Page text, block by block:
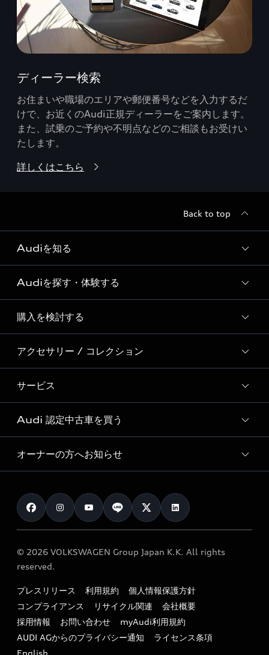
ディーラー検索
お住まいや職場のエリアや郵便番号などを入力するだ
けで、お近くのAudi正規ディーラーをご案内します。
また、試乗のご予約や不明点などのご相談もお受けい
たします。
詳しくはこちら
Back to top
Audiを知る
Audi ブランド
Story of Progress
Audi Sport
Formula 1®
デジタルサービス
Audiを探す・体験する
ディーラー検索
新車在庫検索
試乗車・展示車検索
見積り依頼
試乗予約
購入を検討する
モデル一覧
特別仕様モデル / 限定モデル
e-tronラインアップ
価格シミュレーション
車両比較
カタログ一覧
アクセサリー / コレクション
純正アクセサリー
オンラインショップ
Audi collection
アウディナビアプリ
サービス
サービス入庫予約
サービスプログラム
メンテナンス
車検 / 定期点検
e-tronアフターサポート
myAudi
Audi 認定中古車を買う
Audi認定中古車
クオリティ
保証
メンテナンス
ファイナンス
キャンペーン / イベント
買取査定
オーナーの方へお知らせ
お知らせ
オーナー様向けキャンペーン
特定整備適用車一覧
リサイクル法
よくある質問（FAQ）
© 2026 VOLKSWAGEN Group Japan K.K. All rights
reserved.
プレスリリース 利用規約
個人情報保護方針
コンプライアンス
リサイクル関連
会社概要
採用情報
お問い合わせ
myAudi利用規約
AUDI AGからのプライバシー通知
ライセンス条項
English